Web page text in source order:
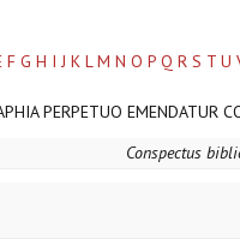
F G H I J K L M N O P Q R S T U
PERPETUO EMENDATUR
Conspectus